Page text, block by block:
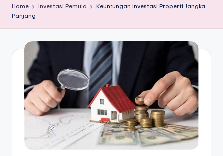
Home Investasi Pemula
Keuntungan Investasi Properti Jangka
Panjang